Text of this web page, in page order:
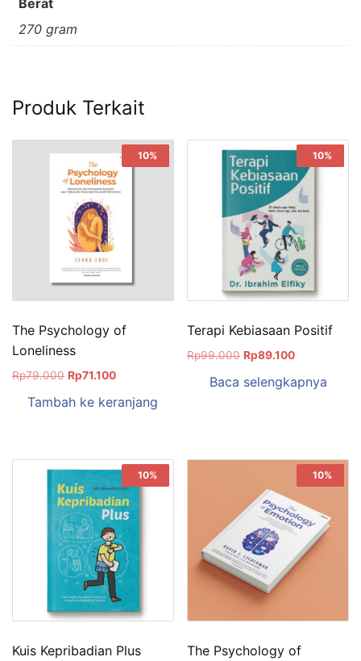
270 gram
Produk Terkait
Sale!
10%
The Psychology of
Loneliness
Rp79.000 Rp71.100
Tambah ke keranjang
Sale!
10%
Terapi Kebiasaan Positif
Rp99.000 Rp89.100
Baca selengkapnya
Sale!
10%
Kuis Kepribadian Plus
Sale!
10%
The Psychology of